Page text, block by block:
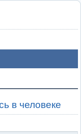
в человеке